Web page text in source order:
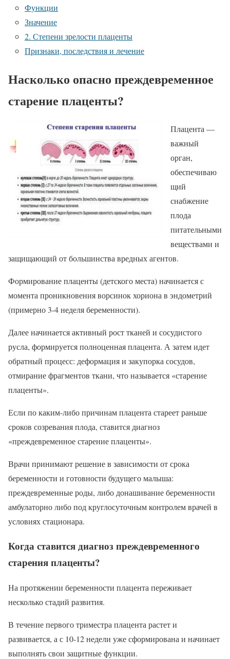
Функции
Значение
2. Степени зрелости плаценты
Признаки, последствия и лечение
Насколько опасно преждевременное
старение плаценты?
Плацента —
важный
орган,
обеспечиваю
щий
снабжение
плода
питательными
веществами и
защищающий от большинства вредных агентов.
Формирование плаценты (детского места) начинается с
момента проникновения ворсинок хориона в эндометрий
(примерно 3-4 неделя беременности).
Далее начинается активный рост тканей и сосудистого
русла, формируется полноценная плацента. А затем идет
обратный процесс: деформация и закупорка сосудов,
отмирание фрагментов ткани, что называется «старение
плаценты».
Если по каким-либо причинам плацента стареет раньше
сроков созревания плода, ставится диагноз
«преждевременное старение плаценты».
Врачи принимают решение в зависимости от срока
беременности и готовности будущего малыша:
преждевременные роды, либо донашивание беременности
амбулаторно либо под круглосуточным контролем врачей в
условиях стационара.
Когда ставится диагноз преждевременного
старения плаценты?
На протяжении беременности плацента переживает
несколько стадий развития.
В течение первого триместра плацента растет и
развивается, а с 10-12 недели уже сформирована и начинает
выполнять свои защитные функции.